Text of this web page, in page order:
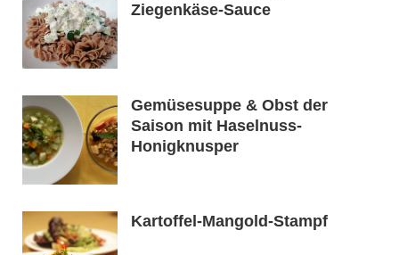
Ziegenkäse-Sauce
Gemüsesuppe & Obst der
Saison mit Haselnuss-
Honigknusper
Kartoffel-Mangold-Stampf